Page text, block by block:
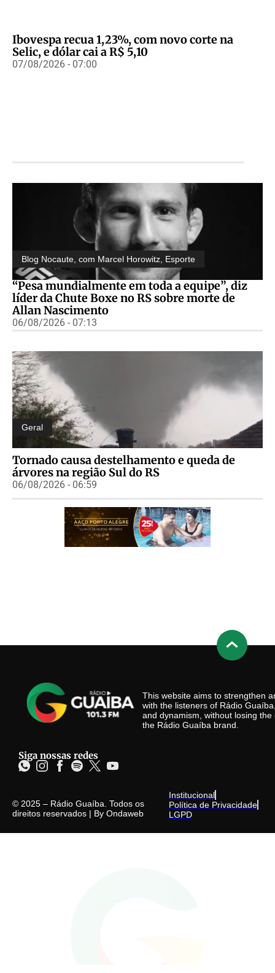
Ibovespa recua 1,23%, com novo corte na
Selic, e dólar cai a R$ 5,10
07/08/2026 - 07:00
Blog Nocaute, com Marcel Horowitz Esporte
“Pesa mundialmente em toda a equipe”, diz
líder da Chute Boxe no RS sobre morte de
Allan Nascimento
06/08/2026 - 07:13
Geral
Tornado causa destelhamento e queda de
árvores na região Sul do RS
06/08/2026 - 06:59
This website aims to strengthen
with the listeners of Rádio
and dynamism, without losing
the Rádio Guaíba brand.
Siga nossas redes
© 2025 – Rádio Guaíba. Todos os
direitos reservados | By Ondaweb
Institucional
Política de Privacidade
LGPD